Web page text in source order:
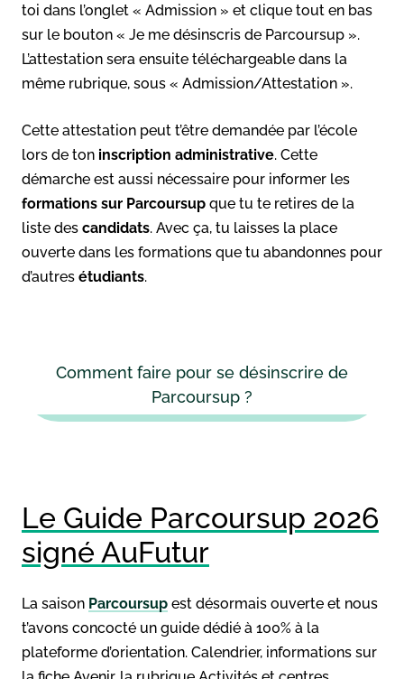
toi dans l’onglet « Admission » et clique tout en bas
sur le bouton « Je me désinscris de Parcoursup ».
L’attestation sera ensuite téléchargeable dans la
même rubrique, sous « Admission/Attestation ».
Cette attestation peut t’être demandée par l’école
lors de ton inscription administrative. Cette
démarche est aussi nécessaire pour informer les
formations sur Parcoursup que tu te retires de la
liste des candidats. Avec ça, tu laisses la place
ouverte dans les formations que tu abandonnes pour
d’autres étudiants.
Comment faire pour se désinscrire de
Parcoursup ?
Le Guide Parcoursup 2026
signé AuFutur
La saison Parcoursup est désormais ouverte et nous
t’avons concocté un guide dédié à 100% à la
plateforme d’orientation. Calendrier, informations sur